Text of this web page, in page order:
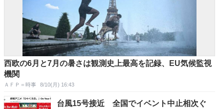
西欧の6月と7月の暑さは観測史上最高を記録、EU気候監視
機関
ＡＦＰ＝時事 8/10(月) 16:43
台風15号接近 全国でイベント中止相次ぐ